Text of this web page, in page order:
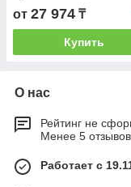
от 27 974 ₸
Купить
О нас
Рейтинг не
Менее 5
Работает с